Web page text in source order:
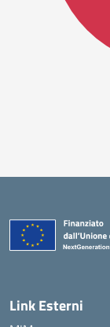
Link Esterni